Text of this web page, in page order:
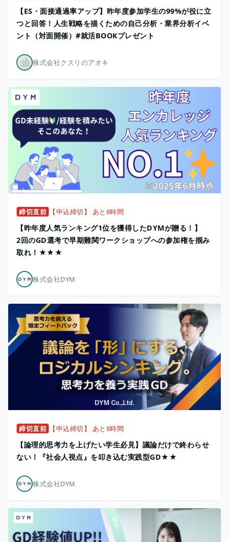
【ES・面接通過率アップ】昨年度参加学生の99%が役に立
つと回答！人生戦略を描くための自己分析・業界分析イベ
ント（対面開催）#就活BOOKプレゼント
株式会社クスリのアオキ
締切直前 【申込締切】 あと8時間
【昨年度人気ランキング1位を獲得したDYMが贈る！】
2回のGD選考で早期難関ワークショップへの参加権を掴み
取れ！★★★
株式会社DYM
締切直前 【申込締切】 あと8時間
【論理的思考力を上げたい学生必見】議論だけで終わらせ
ない！『社会人視点』を叩き込む実践型GD★★
株式会社DYM